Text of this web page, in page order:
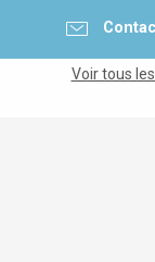
Voir tous